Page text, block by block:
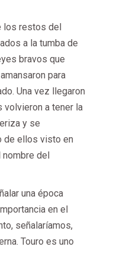
los restos del
a la tumba de
bravos que
para
Una vez llegaron
volvieron a tener la
y se
de ellos visto en
nombre del
una época
en el
señalaríamos,
Touro es uno